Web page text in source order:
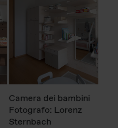
Camera dei bambini
Fotografo: Lorenz
Sternbach